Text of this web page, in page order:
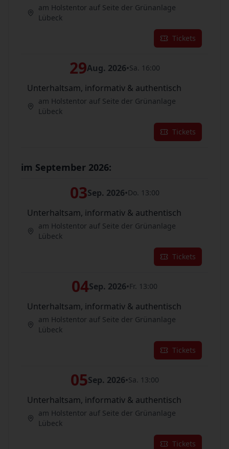
am Holstentor auf Seite der Grünanlage
Lübeck
Tickets
29Aug. 2026•Sa. 16:00
Unterhaltsam, informativ & authentisch
am Holstentor auf Seite der Grünanlage
Lübeck
Tickets
im September 2026:
03Sep. 2026•Do. 13:00
Unterhaltsam, informativ & authentisch
am Holstentor auf Seite der Grünanlage
Lübeck
Tickets
04Sep. 2026•Fr. 13:00
Unterhaltsam, informativ & authentisch
am Holstentor auf Seite der Grünanlage
Lübeck
Tickets
05Sep. 2026•Sa. 13:00
Unterhaltsam, informativ & authentisch
am Holstentor auf Seite der Grünanlage
Lübeck
Tickets